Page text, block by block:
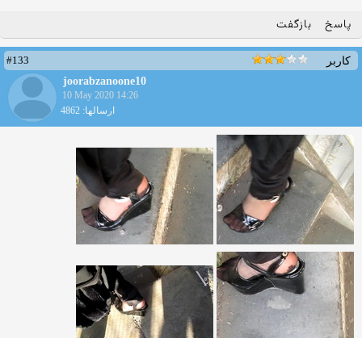
پاسخ بازگفت
کاربر
#133
joorabzanoone10
10 May 2020 14:26
ارسالها: 4862